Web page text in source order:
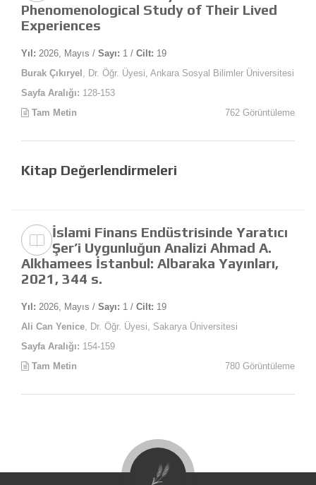
Phenomenological Study of Their Lived
Experiences
Yıl: 2026, Mayıs / Sayı: 1 / Cilt: 19
Burak Çıkıryel , Dr. Öğr. Üyesi, Ankara Sosyal Bilimler Üniversitesi
Sayfa Aralığı: 128-153
Tam Metin
762 Görüntüleme
Kitap Değerlendirmeleri
İslami Finans Endüstrisinde Yaratıcı
Şer’i Uygunluğun Analizi Ahmad A.
Alkhamees İstanbul: Albaraka Yayınları,
2021, 344 s.
Yıl: 2026, Mayıs / Sayı: 1 / Cilt: 19
Ali Can Yenice, Dr. Öğr. Üyesi, Sakarya Üniversitesi
Sayfa Aralığı: 154-159
Tam Metin
780 Görüntüleme